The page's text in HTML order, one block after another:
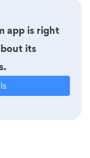
app is right
its